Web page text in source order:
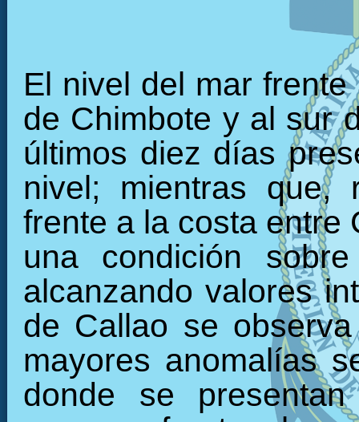
El nivel del mar
de Chimbote y al sur
últimos diez días
nivel; mientras que,
frente a la costa entre
una condición
alcanzando valores
de Callao se
mayores anomalías
donde se